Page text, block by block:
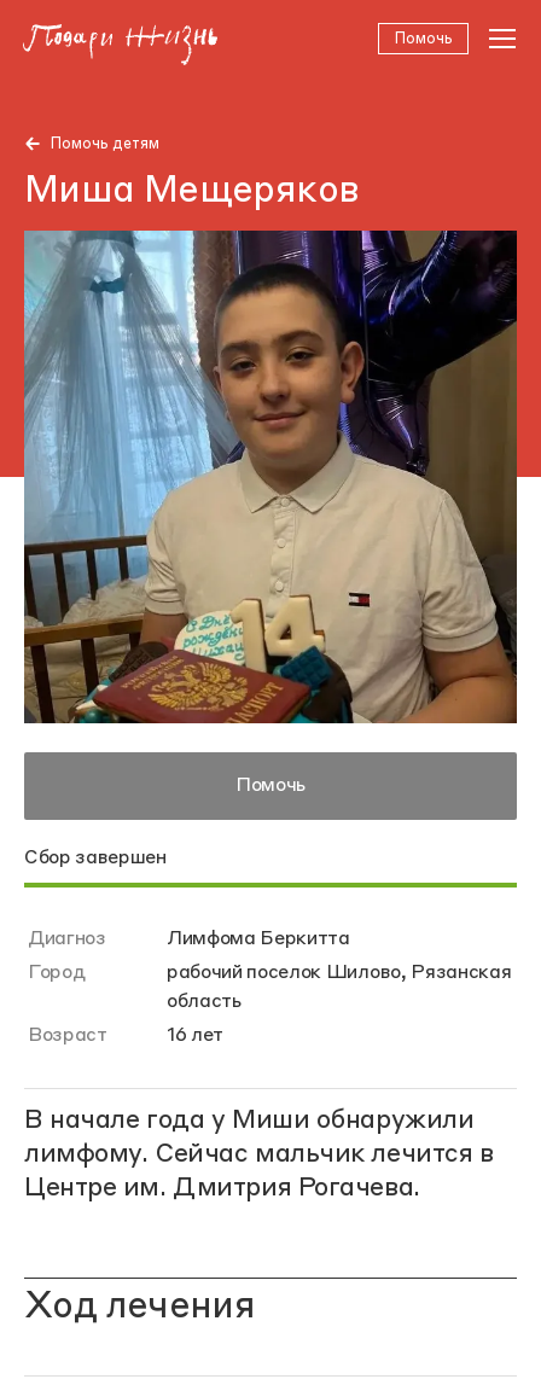
Помочь
Помочь детям
Миша Мещеряков
Помочь
Сбор завершен
Диагноз
Лимфома Беркитта
Город
рабочий поселок Шилово, Рязанская
область
Возраст
16 лет
В начале года у Миши обнаружили
лимфому. Сейчас мальчик лечится в
Центре им. Дмитрия Рогачева.
Ход лечения